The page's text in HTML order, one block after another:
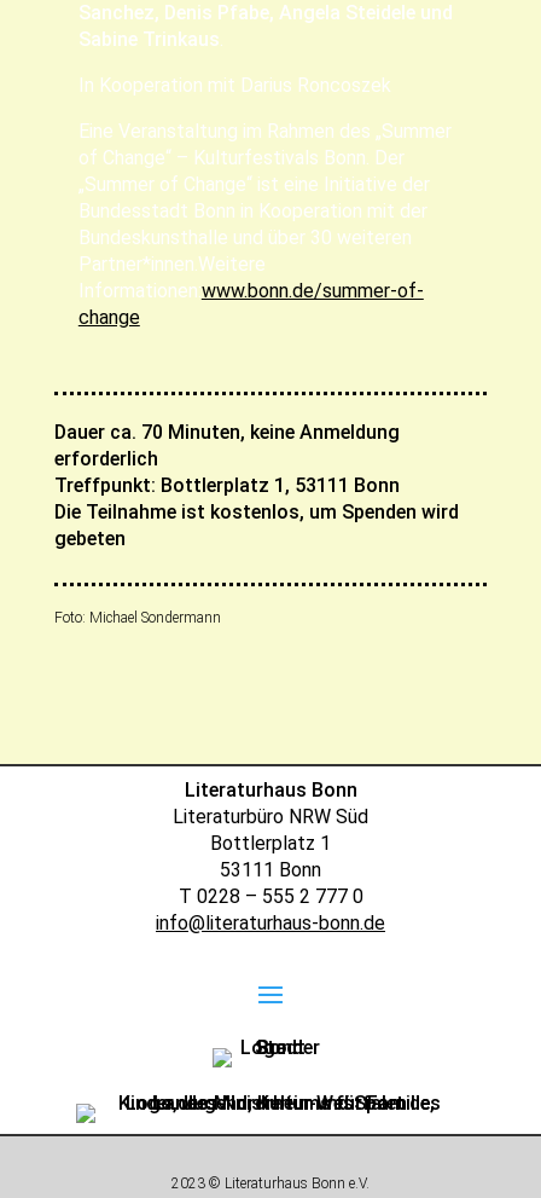
Sanchez, Denis Pfabe, Angela Steidele und
Sabine Trinkaus.
In Kooperation mit Darius Roncoszek
Eine Veranstaltung im Rahmen des „Summer
of Change“ – Kulturfestivals Bonn. Der
„Summer of Change“ ist eine Initiative der
Bundesstadt Bonn in Kooperation mit der
Bundeskunsthalle und über 30 weiteren
Partner*innen.Weitere
Informationen:www.bonn.de/summer-of-
change
Dauer ca. 70 Minuten, keine Anmeldung
erforderlich
Treffpunkt: Bottlerplatz 1, 53111 Bonn
Die Teilnahme ist kostenlos, um Spenden wird
gebeten
Foto: Michael Sondermann
Literaturhaus Bonn
Literaturbüro NRW Süd
Bottlerplatz 1
53111 Bonn
T 0228 – 555 2 777 0
info@literaturhaus-bonn.de
2023 © Literaturhaus Bonn e.V.